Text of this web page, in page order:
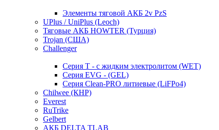
Элементы тяговой АКБ 2v PzS
UPlus / UniPlus (Leoch)
Тяговые АКБ HOWTER (Турция)
Trojan (США)
Challenger
Серия T - с жидким электролитом (WET)
Серия EVG - (GEL)
Серия Clean-PRO литиевые (LiFPo4)
Chilwee (КНР)
Everest
RuTrike
Gelbert
АКБ DELTA TLAB